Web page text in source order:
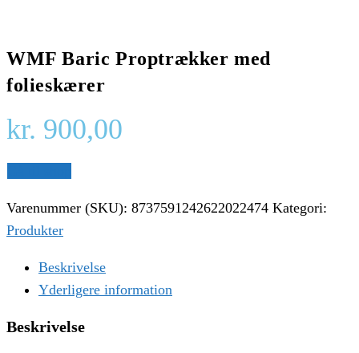
WMF Baric Proptrækker med
folieskærer
kr. 900,00
Varenummer (SKU): 8737591242622022474 Kategori:
Produkter
Beskrivelse
Yderligere information
Beskrivelse